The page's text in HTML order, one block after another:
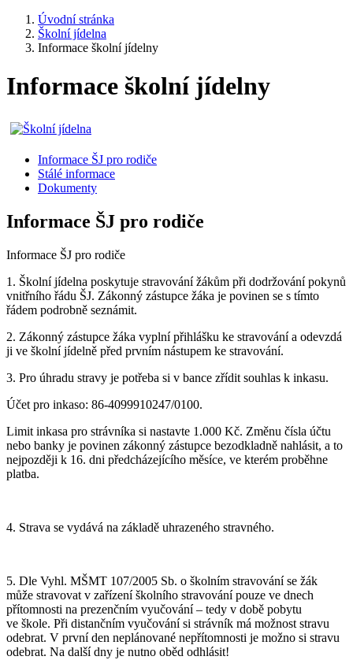
Úvodní stránka
Školní jídelna
Informace školní jídelny
Informace školní jídelny
Informace ŠJ pro rodiče
Stálé informace
Dokumenty
Informace ŠJ pro rodiče
Informace ŠJ pro rodiče
1. Školní jídelna poskytuje stravování žákům při dodržování pokynů
vnitřního řádu ŠJ. Zákonný zástupce žáka je povinen se s tímto
řádem podrobně seznámit.
2. Zákonný zástupce žáka vyplní přihlášku ke stravování a odevzdá
ji ve školní jídelně před prvním nástupem ke stravování.
3. Pro úhradu stravy je potřeba si v bance zřídit souhlas k inkasu.
Účet pro inkaso: 86-4099910247/0100.
Limit inkasa pro strávníka si nastavte 1.000 Kč. Změnu čísla účtu
nebo banky je povinen zákonný zástupce bezodkladně nahlásit, a to
nejpozději k 16. dni předcházejícího měsíce, ve kterém proběhne
platba.
4. Strava se vydává na základě uhrazeného stravného.
5. Dle Vyhl. MŠMT 107/2005 Sb. o školním stravování se žák
může stravovat v zařízení školního stravování pouze ve dnech
přítomnosti na prezenčním vyučování – tedy v době pobytu
ve škole. Při distančním vyučování si strávník má možnost stravu
odebrat. V první den neplánované nepřítomnosti je možno si stravu
odebrat. Na další dny je nutno oběd odhlásit!